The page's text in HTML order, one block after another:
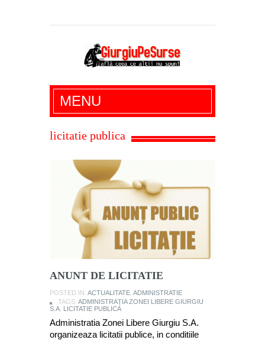
Giurgiu Pe Surse – actualitate giurgiu,
administratie giurgiu, stiri politice, social
economic, editoriale giurgiu, dezvaluiri,
MENU
licitatie publica
ANUNT DE LICITATIE
POSTED IN: ACTUALITATE ADMINISTRATIE
TAGS: ADMINISTRAȚIA ZONEI LIBERE GIURGIU
S.A LICITATIE PUBLICA
Administratia Zonei Libere Giurgiu S.A.
organizeaza licitatii publice, in conditiile